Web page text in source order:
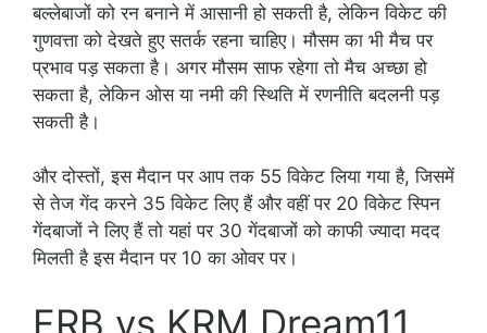
बल्लेबाजों को रन बनाने में आसानी हो सकती है, लेकिन विकेट की
गुणवत्ता को देखते हुए सतर्क रहना चाहिए। मौसम का भी मैच पर
प्रभाव पड़ सकता है। अगर मौसम साफ रहेगा तो मैच अच्छा हो
सकता है, लेकिन ओस या नमी की स्थिति में रणनीति बदलनी पड़
सकती है।
और दोस्तों, इस मैदान पर आप तक 55 विकेट लिया गया है, जिसमें
से तेज गेंद करने 35 विकेट लिए हैं और वहीं पर 20 विकेट स्पिन
गेंदबाजों ने लिए हैं तो यहां पर 30 गेंदबाजों को काफी ज्यादा मदद
मिलती है इस मैदान पर 10 का ओवर पर।
FRB vs KRM Dream11